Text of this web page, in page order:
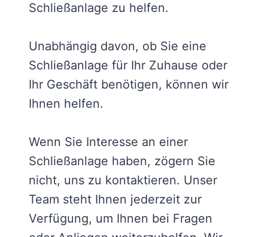
Schließanlage zu helfen.
Unabhängig davon, ob Sie eine
Schließanlage für Ihr Zuhause oder
Ihr Geschäft benötigen, können wir
Ihnen helfen.
Wenn Sie Interesse an einer
Schließanlage haben, zögern Sie
nicht, uns zu kontaktieren. Unser
Team steht Ihnen jederzeit zur
Verfügung, um Ihnen bei Fragen